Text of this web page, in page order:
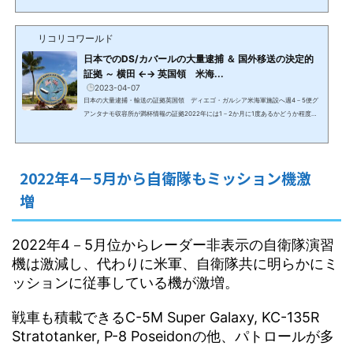
数か所に飛び、シンガポールからディエゴ・ガルシア付近へ。6/25 タスマニア航
リコリコワールド
日本でのDS/カバールの大量逮捕 ＆ 国外移送の決定的
証拠 ～ 横田 ←→ 英国領 米海...
2023-04-07
日本の大量逮捕・輸送の証拠英国領 ディエゴ・ガルシア米海軍施設へ週4－5便グ
アンタナモ収容所が満杯情報の証拠2022年には1－2か月に1度あるかどうか程度だ
軍施設ながら、英国の主権のためにアドミン業務は英...
2022年4－5月から自衛隊もミッション機激
増
2022年4－5月位からレーダー非表示の自衛隊演習
機は激減し、代わりに米軍、自衛隊共に明らかにミ
ッションに従事している機が激増。
戦車も積載できるC-5M Super Galaxy, KC-135R
Stratotanker, P-8 Poseidonの他、パトロールが多